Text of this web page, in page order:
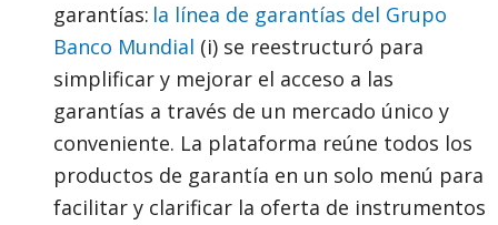
garantías: la línea de garantías del Grupo
Banco Mundial (i) se reestructuró para
simplificar y mejorar el acceso a las
garantías a través de un mercado único y
conveniente. La plataforma reúne todos los
productos de garantía en un solo menú para
facilitar y clarificar la oferta de instrumentos